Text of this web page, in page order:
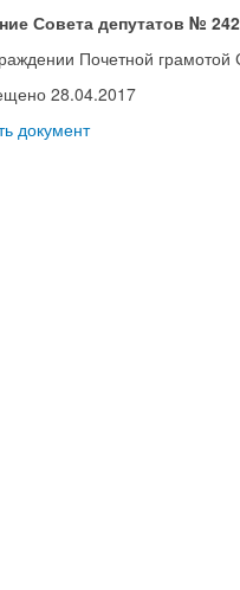
Совета депутатов №
Почетной грамотой
28.04.2017
документ